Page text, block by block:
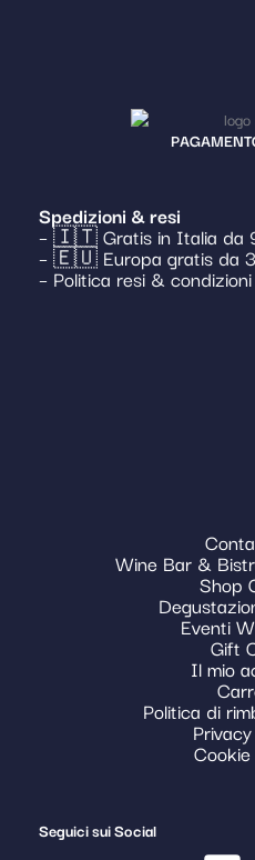
Spedizioni & resi
– 🇮🇹 Gratis in Italia da
– 🇪🇺 Europa gratis da
– Politica resi &
Wine Bar &
Shop
Eventi
Gift
Il mio
Politica di
Seguici sui Social